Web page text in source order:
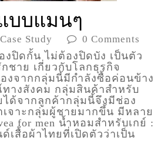
บบแมนๆ
Study 0 Comments
ปิดกั้น ไม่ต้องปิดบัง เป็นตัว
ชาย เกี่ยวกับโลกธุรกิจ
งจากกลุ่มนี้มีกำลังซื้อค่อนข้าง
างสังคม กลุ่มสินค้าสำหรับ
ด้จากลูกค้ากลุ่มนี้จึงมีช่อง
จาะกลุ่มผู้ชายมากขึ้น มีหลาย
for men น้ำหอมสำหรับเกย์ :
เสื้อผ้าไทยที่เปิดตัวว่าเป็น